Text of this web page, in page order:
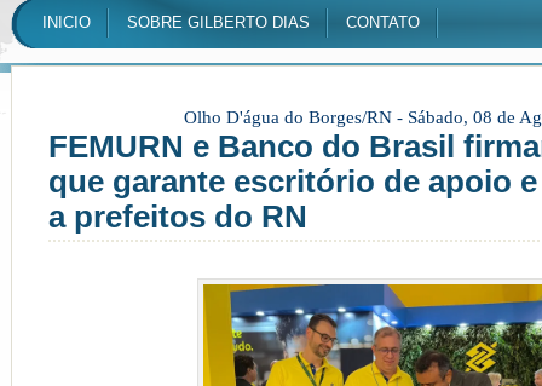
INICIO SOBRE GILBERTO DIAS CONTATO
Olho D'água do Borges/RN - Sábado, 08 de
FEMURN e Banco do Brasil
que garante escritório de apoio
a prefeitos do RN